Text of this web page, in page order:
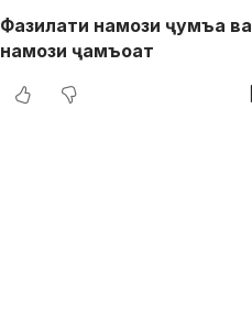
Фазилати намози ҷумъа ва
намози ҷамъоат